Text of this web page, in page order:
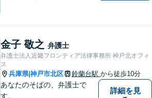
い。公認会計士試験合格者。
【夜間・休日相談可能（要予
約）】【弁護士歴10年以上】
金子 敬之 弁護士
弁護士法人近畿フロンティア法律事務所 神戸北オフィ
ス
兵庫県|神戸市北区 鈴蘭台駅 から徒歩10分
あなたのそばの、弁護士で
す。
詳細を見